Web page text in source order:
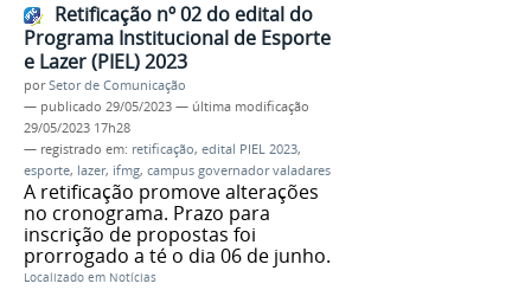
Retificação nº 02 do edital do
Programa Institucional de Esporte
e Lazer (PIEL) 2023
porSetor de Comunicação
— publicado 29/05/2023 — última modificação
29/05/2023 17h28
— registrado em: retificação, edital PIEL 2023,
esporte, lazer, ifmg, campus governador valadares
A retificação promove alterações
no cronograma. Prazo para
inscrição de propostas foi
prorrogado a té o dia 06 de junho.
Localizado em Notícias